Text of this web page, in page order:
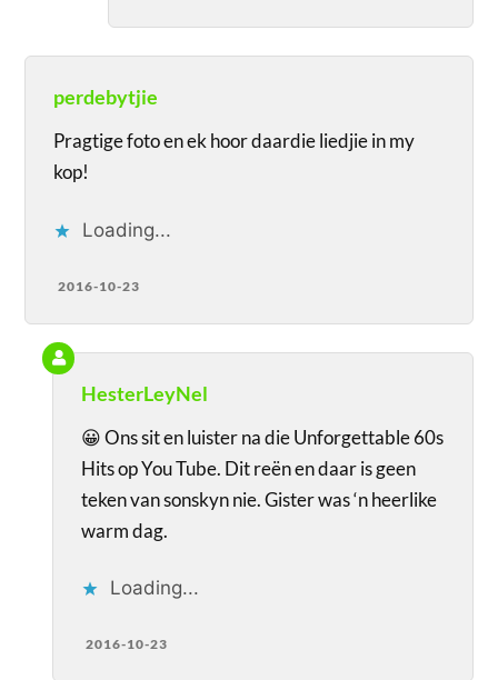
perdebytjie
Pragtige foto en ek hoor daardie liedjie in my
kop!
Loading...
2016-10-23
HesterLeyNel
😀 Ons sit en luister na die Unforgettable 60s
Hits op You Tube. Dit reën en daar is geen
teken van sonskyn nie. Gister was ‘n heerlike
warm dag.
Loading...
2016-10-23